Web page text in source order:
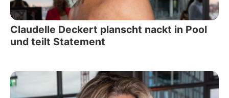
Claudelle Deckert planscht nackt in Pool
und teilt Statement